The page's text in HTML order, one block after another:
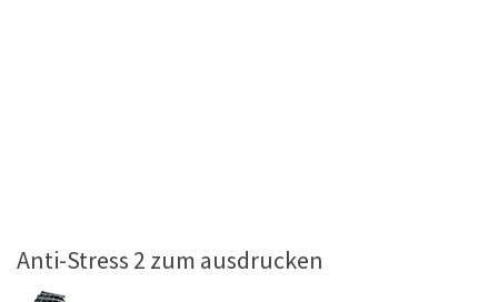
Anti-Stress 2 zum ausdrucken